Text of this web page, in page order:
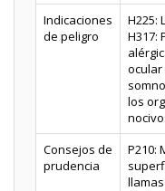
Indicaciones
de peligro
H225:
H317:
ocular
los
Consejos de
prudencia
P210: